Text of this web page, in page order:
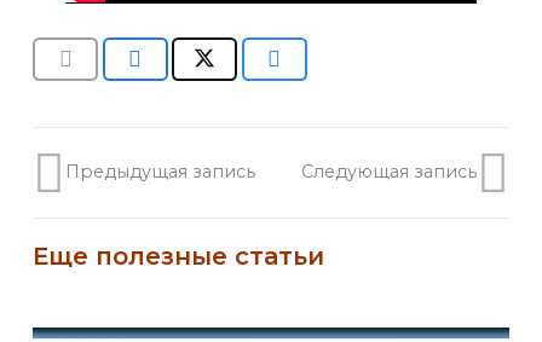
Предыдущая запись Следующая запись
Еще полезные статьи